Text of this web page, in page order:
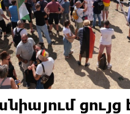
ցույց